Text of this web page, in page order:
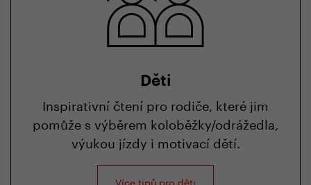
Děti
Inspirativní čtení pro rodiče, které jim
pomůže s výběrem koloběžky/odrážedla,
výukou jízdy i motivací dětí.
Více tipů pro děti